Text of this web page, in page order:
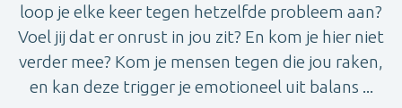
loop je elke keer tegen hetzelfde probleem aan?
Voel jij dat er onrust in jou zit? En kom je hier niet
verder mee? Kom je mensen tegen die jou raken,
en kan deze trigger je emotioneel uit balans ...